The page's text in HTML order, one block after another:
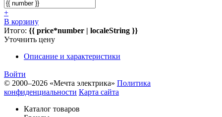
+
В корзину
Итого: {{ price*number | localeString }}
Уточнить цену
Описание и характеристики
Войти
© 2000–2026 «Мечта электрика» Политика
конфиденциальности Карта сайта
Каталог товаров